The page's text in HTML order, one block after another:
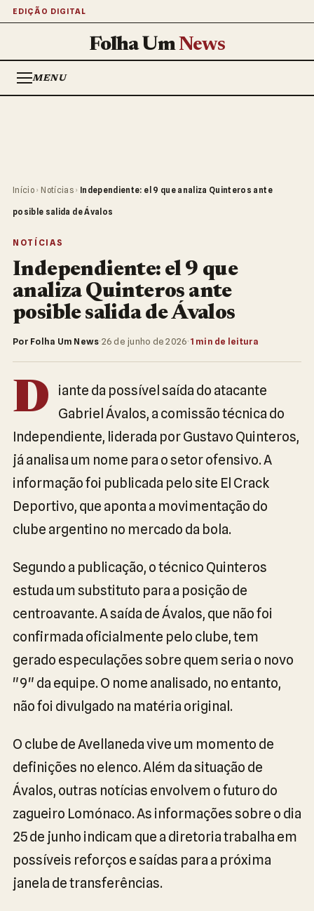
EDIÇÃO DIGITAL
Folha UmNews
MENU
Início › Notícias › Independiente: el 9 que analiza Quinteros ante
posible salida de Ávalos
NOTÍCIAS
Independiente: el 9 que
analiza Quinteros ante
posible salida de Ávalos
Por Folha Um News·26 de junho de 2026· 1 min de leitura
D
iante da possível saída do atacante
Gabriel Ávalos, a comissão técnica do
Independiente, liderada por Gustavo Quinteros,
já analisa um nome para o setor ofensivo. A
informação foi publicada pelo site El Crack
Deportivo, que aponta a movimentação do
clube argentino no mercado da bola.
Segundo a publicação, o técnico Quinteros
estuda um substituto para a posição de
centroavante. A saída de Ávalos, que não foi
confirmada oficialmente pelo clube, tem
gerado especulações sobre quem seria o novo
"9" da equipe. O nome analisado, no entanto,
não foi divulgado na matéria original.
O clube de Avellaneda vive um momento de
definições no elenco. Além da situação de
Ávalos, outras notícias envolvem o futuro do
zagueiro Lomónaco. As informações sobre o dia
25 de junho indicam que a diretoria trabalha em
possíveis reforços e saídas para a próxima
janela de transferências.